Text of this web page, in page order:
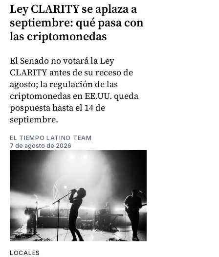
Ley CLARITY se aplaza a
septiembre: qué pasa con
las criptomonedas
El Senado no votará la Ley
CLARITY antes de su receso de
agosto; la regulación de las
criptomonedas en EE.UU. queda
pospuesta hasta el 14 de
septiembre.
EL TIEMPO LATINO TEAM
7 de agosto de 2026
LOCALES